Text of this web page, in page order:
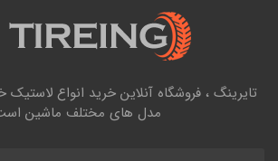
تایرینگ ، فروشگاه آنلاین خرید انواع لاستیک
مدل های مختلف ماشین